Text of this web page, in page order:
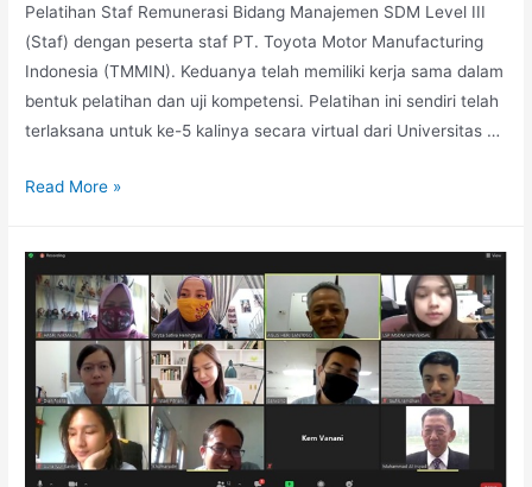
Pelatihan Staf Remunerasi Bidang Manajemen SDM Level III
(Staf) dengan peserta staf PT. Toyota Motor Manufacturing
Indonesia (TMMIN). Keduanya telah memiliki kerja sama dalam
bentuk pelatihan dan uji kompetensi. Pelatihan ini sendiri telah
terlaksana untuk ke-5 kalinya secara virtual dari Universitas …
Read More »